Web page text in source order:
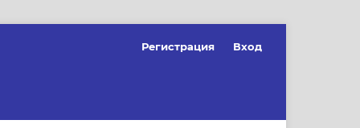
Регистрация Вход